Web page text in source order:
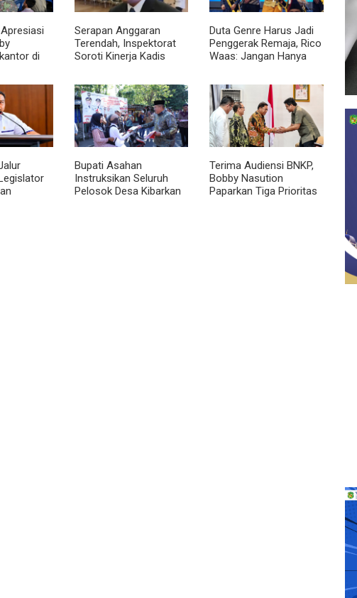
di
Serapan Anggaran
Terendah, Inspektorat
Soroti Kinerja Kadis
Duta Genre Harus Jadi
Penggerak Remaja, Rico
Waas: Jangan Hanya
Bupati Asahan
Instruksikan Seluruh
Pelosok Desa Kibarkan
Terima Audiensi BNKP,
Bobby Nasution
Paparkan Tiga Prioritas